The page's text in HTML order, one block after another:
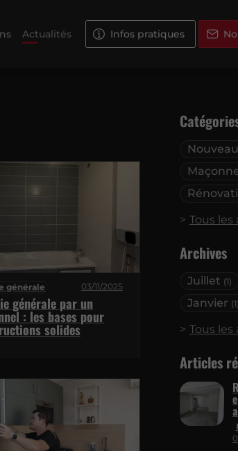
Actualités Infos pratiques
Tous les
Archives
Juillet (1)
Janvier (1)
Tous les
Articles
générale 03/11/2025
générale par un
: les bases pour
solides